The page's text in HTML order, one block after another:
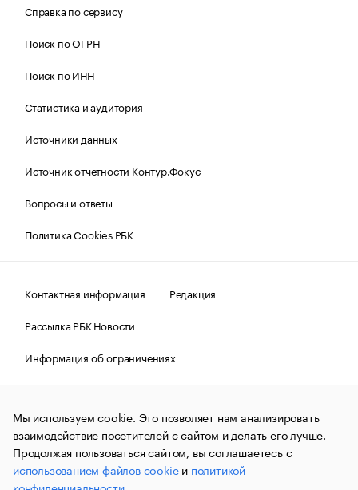
Справка по сервису
Поиск по ОГРН
Поиск по ИНН
Статистика и аудитория
Источники данных
Источник отчетности Контур.Фокус
Вопросы и ответы
Политика Cookies РБК
Контактная информация
Редакция
Рассылка РБК Новости
Информация об ограничениях
Правовая информация
О соблюдении авторских прав
© АО «РОСБИЗНЕСКОНСАЛТИНГ»,1995–2026.Сообщения
и материалы информационного агентства «РБК»
(зарегистрировано Федеральной службой по надзору в сфере
связи, информационных технологий и массовых
коммуникаций (Роскомнадзор) 09.12.2015 за номером ИА
№ФС77-63848) сопровождаются пометкой «РБК». Отдельные
Мы используем cookie. Это позволяет нам анализировать
взаимодействие посетителей с сайтом и делать его лучше.
Продолжая пользоваться сайтом, вы соглашаетесь с
использованием файлов cookieи политикой